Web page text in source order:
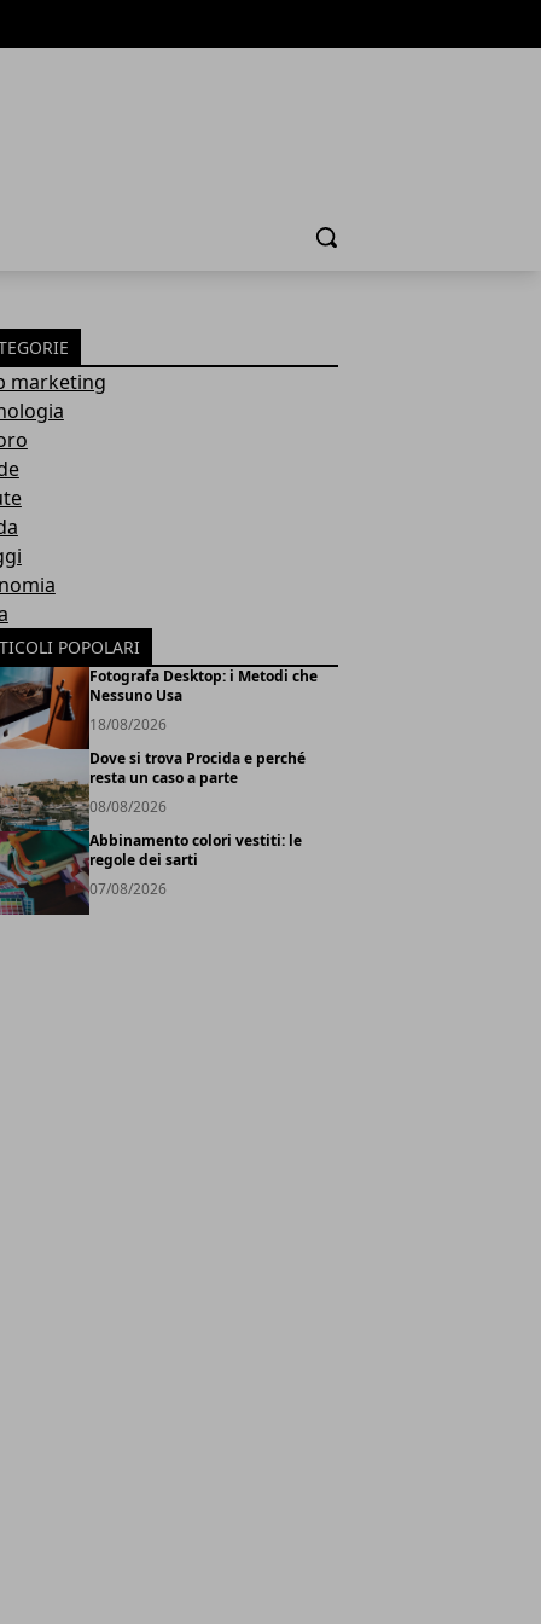
Cerca
marketing
POPOLARI
Fotografa Desktop: i Metodi che
Nessuno Usa
18/08/2026
Dove si trova Procida e perché
resta un caso a parte
08/08/2026
Abbinamento colori vestiti: le
regole dei sarti
07/08/2026